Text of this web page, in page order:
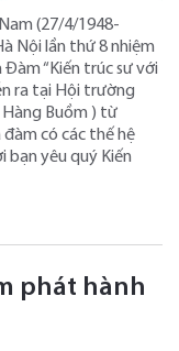
(27/4/1948-
Nội lần thứ 8 nhiệm
Đàm “Kiến trúc sư với
ra tại Hội trường
Hàng Buồm ) từ
đàm có các thế hệ
bạn yêu quý Kiến
phát hành